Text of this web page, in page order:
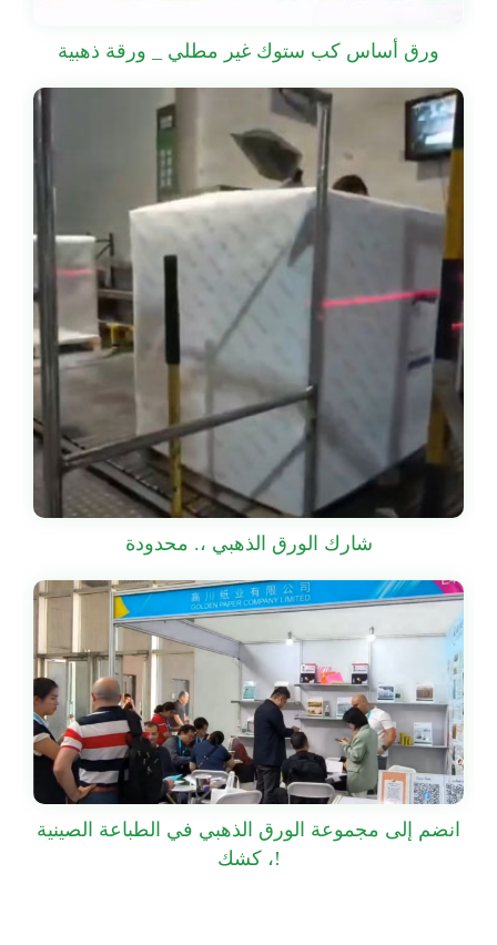
ورق أساس كب ستوك غير مطلي _ ورقة ذهبية
شارك الورق الذهبي ،. محدودة
انضم إلى مجموعة الورق الذهبي في الطباعة الصينية
، كشك!